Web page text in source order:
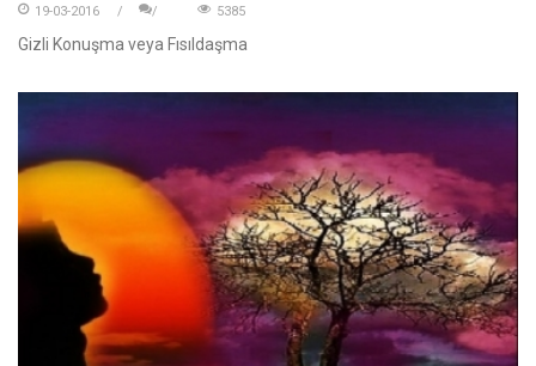
19-03-2016 5385
Gizli Konuşma veya Fısıldaşma